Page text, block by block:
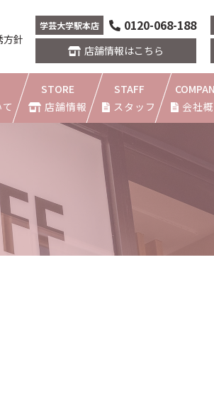
方針
学芸大学駅本店 0120-068-188
店舗情報はこちら
STORE
店舗情報
学芸大学駅本店
都立大学駅前店
STAFF
スタッフ
会社